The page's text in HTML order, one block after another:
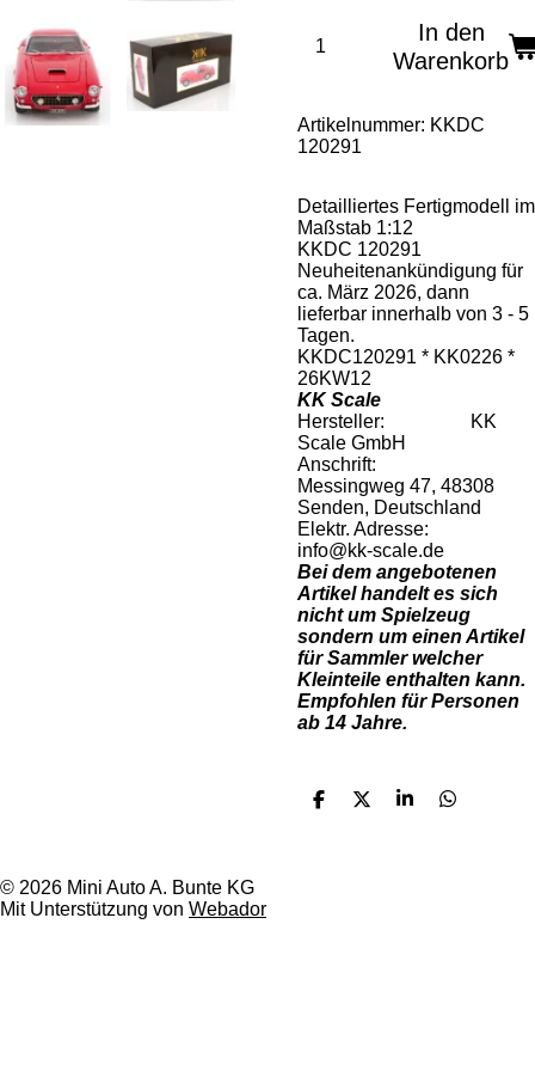
In den
Warenkorb
Artikelnummer: KKDC
120291
Detailliertes Fertigmodell im
Maßstab 1:12
KKDC 120291
Neuheitenankündigung für
ca. März 2026, dann
lieferbar innerhalb von 3 - 5
Tagen.
KKDC120291 * KK0226 *
26KW12
KK Scale
Hersteller: KK
Scale GmbH
Anschrift:
Messingweg 47, 48308
Senden, Deutschland
Elektr. Adresse:
info@kk-scale.de
Bei dem angebotenen
Artikel handelt es sich
nicht um Spielzeug
sondern um einen Artikel
für Sammler welcher
Kleinteile enthalten kann.
Empfohlen für Personen
ab 14 Jahre.
T
T
T
T
© 2026 Mini Auto A. Bunte KG
Mit Unterstützung von Webador